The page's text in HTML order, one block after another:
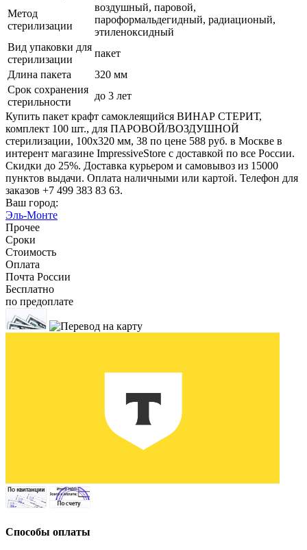
Метод
стерилизации
воздушный, паровой,
пароформальдегидный, радиационый,
этиленоксидный
Вид упаковки для
стерилизации
пакет
Длина пакета
320 мм
Срок сохранения
стерильности
до 3 лет
Купить пакет крафт самоклеящийся ВИНАР СТЕРИТ,
комплект 100 шт., для ПАРОВОЙ/ВОЗДУШНОЙ
стерилизации, 100х320 мм, 38 по цене 588 руб. в Москве в
интерент магазине ImpressiveStore с доставкой по все России.
Скидки до 25%. Доставка курьером и самовывоз из 15000
пунктов выдачи. Оплата наличными или картой. Телефон для
заказов +7 499 383 83 63.
Ваш город:
Эль-Монте
Прочее
Сроки
Стоимость
Оплата
Почта России
Бесплатно
по предоплате
Способы оплаты